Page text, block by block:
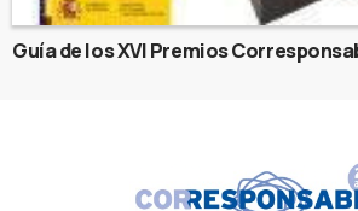
Guía de los XVI Premios